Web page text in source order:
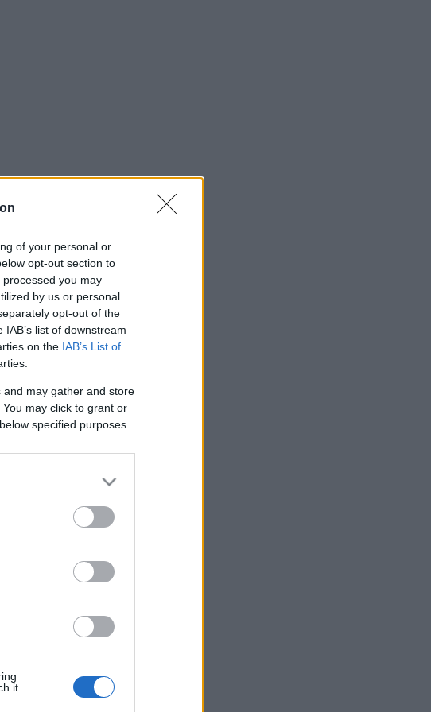
of your personal or
opt-out section to
you may
by us or personal
opt-out of the
list of downstream
on the IAB’s List of
may gather and store
may click to grant or
specified purposes
it